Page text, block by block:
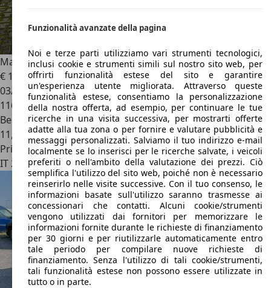
Mazda RX-8RX-8 1.3
€ 14.900
03/2007
116.900 km
Benzina
11,4 l/100 km (comb.)
Privato
IT 20056Trezzo Sull'adda
Funzionalità avanzate della pagina
Noi e terze parti utilizziamo vari strumenti tecnologici,
inclusi cookie e strumenti simili sul nostro sito web, per
offrirti funzionalità estese del sito e garantire
un'esperienza utente migliorata. Attraverso queste
funzionalità estese, consentiamo la personalizzazione
della nostra offerta, ad esempio, per continuare le tue
ricerche in una visita successiva, per mostrarti offerte
adatte alla tua zona o per fornire e valutare pubblicità e
messaggi personalizzati. Salviamo il tuo indirizzo e-mail
localmente se lo inserisci per le ricerche salvate, i veicoli
preferiti o nell'ambito della valutazione dei prezzi. Ciò
semplifica l'utilizzo del sito web, poiché non è necessario
reinserirlo nelle visite successive. Con il tuo consenso, le
informazioni basate sull'utilizzo saranno trasmesse ai
concessionari che contatti. Alcuni cookie/strumenti
vengono utilizzati dai fornitori per memorizzare le
informazioni fornite durante le richieste di finanziamento
per 30 giorni e per riutilizzarle automaticamente entro
tale periodo per compilare nuove richieste di
finanziamento. Senza l'utilizzo di tali cookie/strumenti,
tali funzionalità estese non possono essere utilizzate in
tutto o in parte.